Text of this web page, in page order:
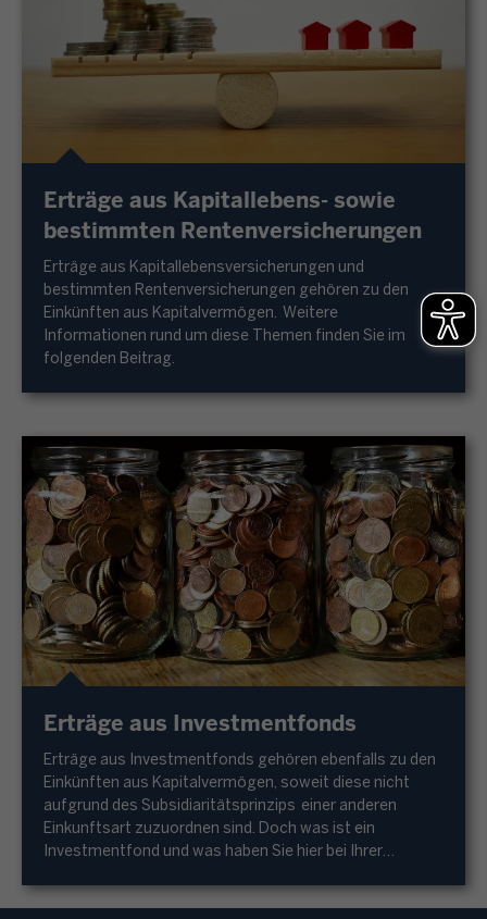
Erträge aus Kapitallebens- sowie
bestimmten Rentenversicherungen
Erträge aus Kapitallebensversicherungen und
bestimmten Rentenversicherungen gehören zu den
Einkünften aus Kapitalvermögen. Weitere
Informationen rund um diese Themen finden Sie im
folgenden Beitrag.
Erträge aus Investmentfonds
Erträge aus Investmentfonds gehören ebenfalls zu den
Einkünften aus Kapitalvermögen, soweit diese nicht
aufgrund des Subsidiaritätsprinzips einer anderen
Einkunftsart zuzuordnen sind. Doch was ist ein
Investmentfond und was haben Sie hier bei Ihrer